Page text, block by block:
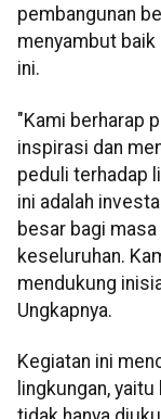
pembangunan
menyambut baik
ini.
"Kami berharap
inspirasi dan
peduli terhadap
ini adalah
besar bagi
keseluruhan.
mendukung
Ungkapnya.
Kegiatan ini
lingkungan,